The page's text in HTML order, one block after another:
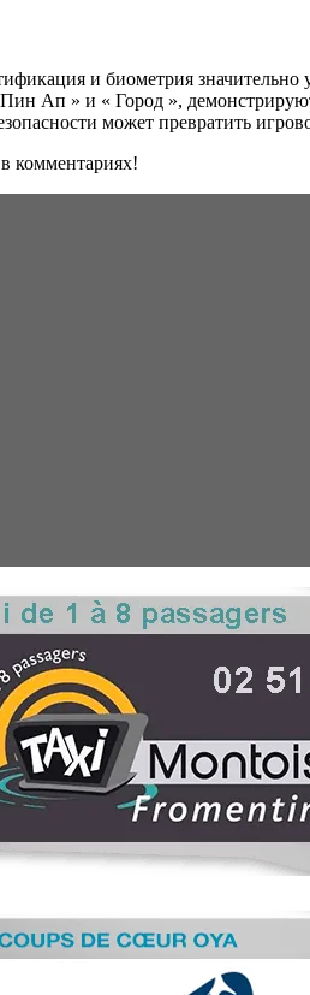
и биометрия
Ап » и « Город »,
может превратить
комментариях!